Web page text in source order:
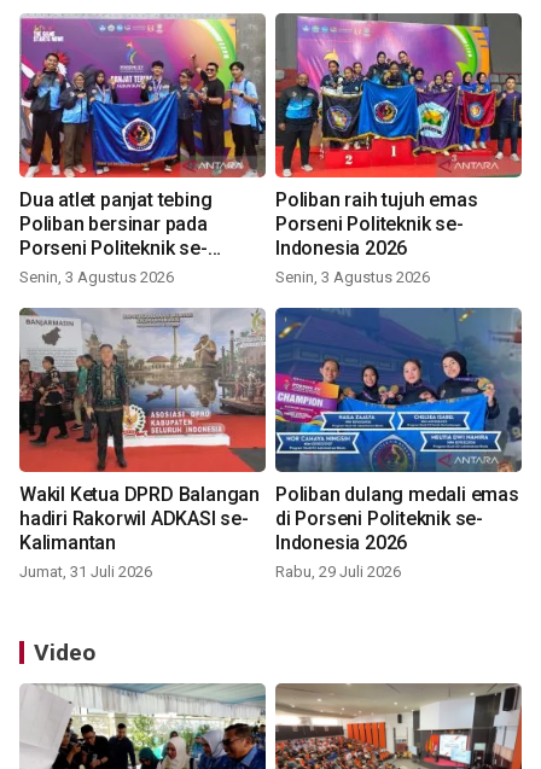
Dua atlet panjat tebing
Poliban bersinar pada
Porseni Politeknik se-
Indonesia 2026
Senin, 3 Agustus 2026
Poliban raih tujuh emas
Porseni Politeknik se-
Indonesia 2026
Senin, 3 Agustus 2026
Wakil Ketua DPRD Balangan
hadiri Rakorwil ADKASI se-
Kalimantan
Jumat, 31 Juli 2026
Poliban dulang medali emas
di Porseni Politeknik se-
Indonesia 2026
Rabu, 29 Juli 2026
Video